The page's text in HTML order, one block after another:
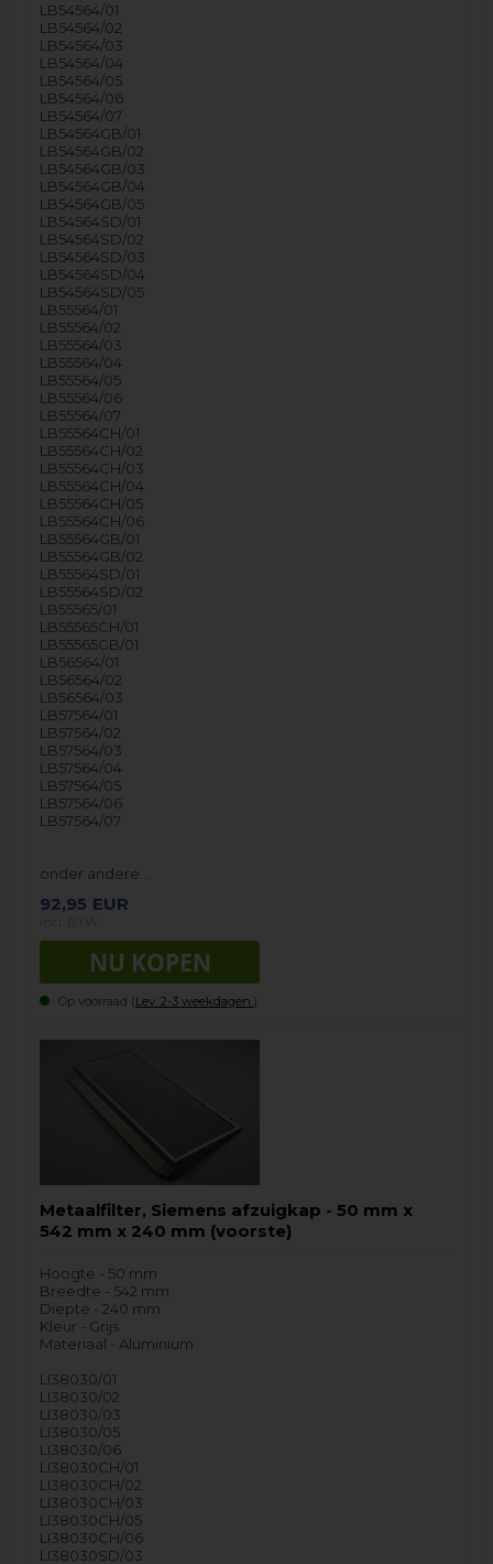
LB54564/01
LB54564/02
LB54564/03
LB54564/04
LB54564/05
LB54564/06
LB54564/07
LB54564GB/01
LB54564GB/02
LB54564GB/03
LB54564GB/04
LB54564GB/05
LB54564SD/01
LB54564SD/02
LB54564SD/03
LB54564SD/04
LB54564SD/05
LB55564/01
LB55564/02
LB55564/03
LB55564/04
LB55564/05
LB55564/06
LB55564/07
LB55564CH/01
LB55564CH/02
LB55564CH/03
LB55564CH/04
LB55564CH/05
LB55564CH/06
LB55564GB/01
LB55564GB/02
LB55564SD/01
LB55564SD/02
LB55565/01
LB55565CH/01
LB55565GB/01
LB56564/01
LB56564/02
LB56564/03
LB57564/01
LB57564/02
LB57564/03
LB57564/04
LB57564/05
LB57564/06
LB57564/07
onder andere…
92,95 EUR
Op voorraad (Lev. 2-3 weekdagen. ).
Metaalfilter, Siemens afzuigkap - 50 mm x
542 mm x 240 mm (voorste)
Hoogte - 50 mm
Breedte - 542 mm
Diepte - 240 mm
Kleur - Grijs
Materiaal - Aluminium
LI38030/01
LI38030/02
LI38030/03
LI38030/05
LI38030/06
LI38030CH/01
LI38030CH/02
LI38030CH/03
LI38030CH/05
LI38030CH/06
LI38030SD/03